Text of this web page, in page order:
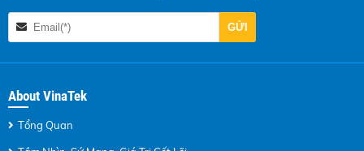
About VinaTek
Tổng Quan